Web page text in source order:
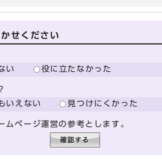
せください
い 役に立たなかった
いえない 見つけにくかった
ページ運営の参考とします。